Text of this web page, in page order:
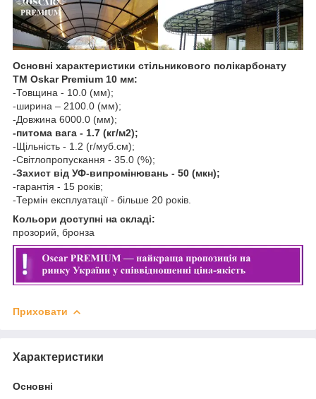
Основні характеристики стільникового полікарбонату
ТМ Oskar Premium 10 мм:
-Товщина - 10.0 (мм);
-ширина – 2100.0 (мм);
-Довжина 6000.0 (мм);
-питома вага - 1.7 (кг/м2);
-Щільність - 1.2 (г/муб.см);
-Світлопропускання - 35.0 (%);
-Захист від УФ-випромінювань - 50 (мкн);
-гарантія - 15 років;
-Термін експлуатації - більше 20 років.
Кольори доступні на складі:
прозорий, бронза
Приховати
Характеристики
Основні